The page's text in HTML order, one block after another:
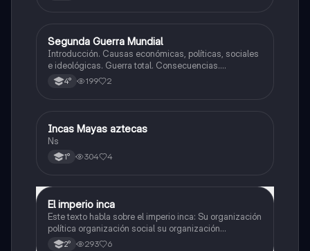
Historia
Segunda Guerra Mundial
Introducción. Causas económicas, políticas, sociales
e ideológicas. Guerra total. Consecuencias.
Tensiones en europa. Inicio de la guerra.
4° 199 2
Historia
Incas Mayas aztecas
Ns
1° 304 4
Historia
El imperio inca
Este texto habla sobre el imperio inca: Su organización
política organización social su organización
económica su y organización religiosa
2° 293 6